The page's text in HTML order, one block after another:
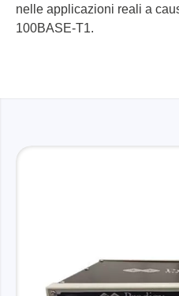
nelle applicazioni reali a
100BASE-T1.